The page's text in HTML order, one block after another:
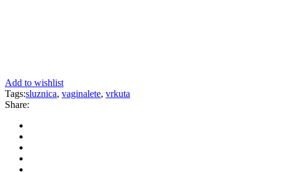
Add to wishlist
Tags:sluznica, vaginalete, vrkuta
Share: